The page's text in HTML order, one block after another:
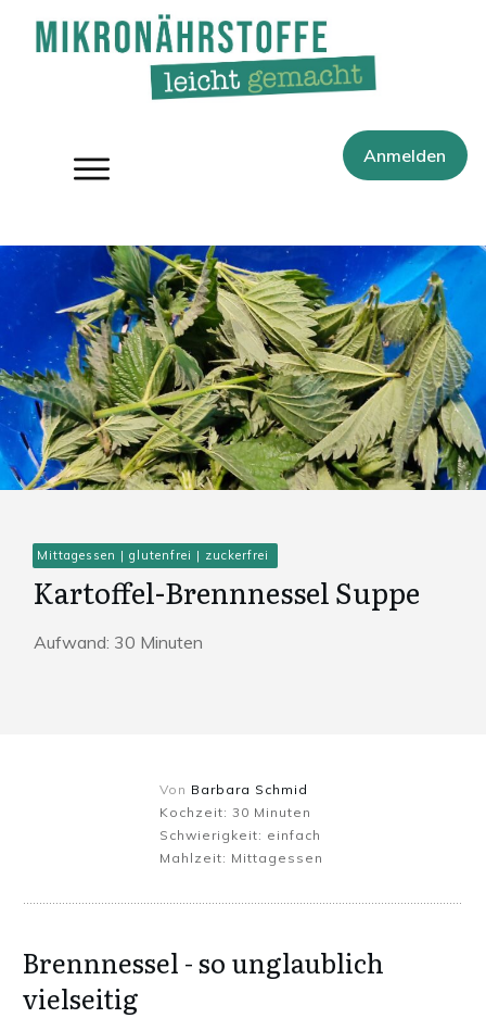
Anmelden
Mittagessen | glutenfrei | zuckerfrei
Kartoffel-Brennnessel Suppe
Aufwand: 30 Minuten
Von Barbara Schmid
Kochzeit:30 Minuten
Schwierigkeit: einfach
Mahlzeit: Mittagessen
Brennnessel - so unglaublich
vielseitig